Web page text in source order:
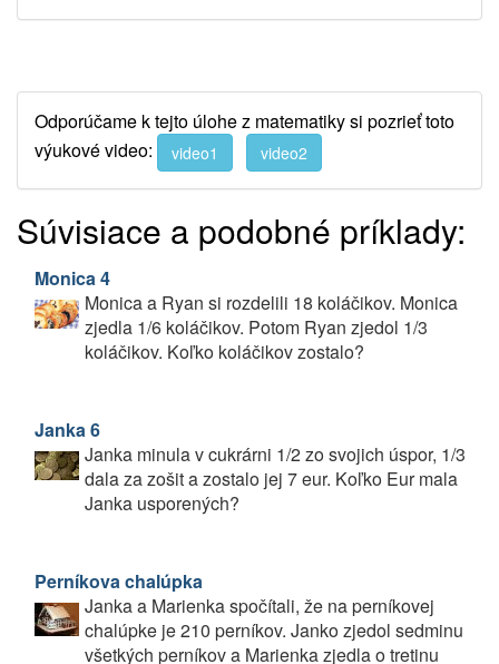
Odporúčame k tejto úlohe z matematiky si pozrieť toto
výukové video:
video1 video2
Súvisiace a podobné príklady:
Monica 4
Monica a Ryan si rozdelili 18 koláčikov. Monica
zjedla 1/6 koláčikov. Potom Ryan zjedol 1/3
koláčikov. Koľko koláčikov zostalo?
Janka 6
Janka minula v cukrárni 1/2 zo svojich úspor, 1/3
dala za zošit a zostalo jej 7 eur. Koľko Eur mala
Janka usporených?
Perníkova chalúpka
Janka a Marienka spočítali, že na perníkovej
chalúpke je 210 perníkov. Janko zjedol sedminu
všetkých perníkov a Marienka zjedla o tretinu